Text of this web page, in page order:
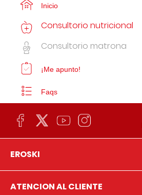
Inicio
Consultorio nutricional
Consultorio matrona
¡Me apunto!
Faqs
EROSKI
ATENCION AL CLIENTE